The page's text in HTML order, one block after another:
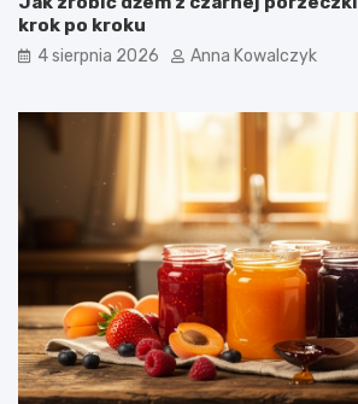
krok po kroku
4 sierpnia 2026 Anna Kowalczyk